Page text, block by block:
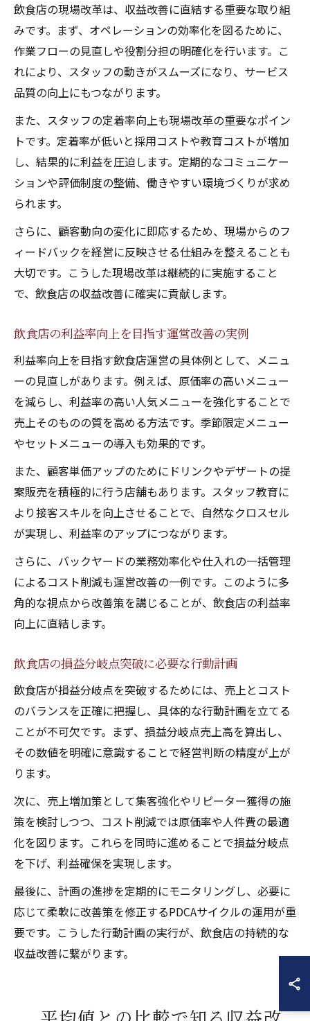
飲食店の現場改革は、収益改善に直結する重要な取り組
みです。まず、オペレーションの効率化を図るために、
作業フローの見直しや役割分担の明確化を行います。こ
れにより、スタッフの動きがスムーズになり、サービス
品質の向上にもつながります。
また、スタッフの定着率向上も現場改革の重要なポイン
トです。定着率が低いと採用コストや教育コストが増加
し、結果的に利益を圧迫します。定期的なコミュニケー
ションや評価制度の整備、働きやすい環境づくりが求め
られます。
さらに、顧客動向の変化に即応するため、現場からのフ
ィードバックを経営に反映させる仕組みを整えることも
大切です。こうした現場改革は継続的に実施すること
で、飲食店の収益改善に確実に貢献します。
飲食店の利益率向上を目指す運営改善の実例
利益率向上を目指す飲食店運営の具体例として、メニュ
ーの見直しがあります。例えば、原価率の高いメニュー
を減らし、利益率の高い人気メニューを強化することで
売上そのものの質を高める方法です。季節限定メニュー
やセットメニューの導入も効果的です。
また、顧客単価アップのためにドリンクやデザートの提
案販売を積極的に行う店舗もあります。スタッフ教育に
より接客スキルを向上させることで、自然なクロスセル
が実現し、利益率のアップにつながります。
さらに、バックヤードの業務効率化や仕入れの一括管理
によるコスト削減も運営改善の一例です。このように多
角的な視点から改善策を講じることが、飲食店の利益率
向上に直結します。
飲食店の損益分岐点突破に必要な行動計画
飲食店が損益分岐点を突破するためには、売上とコスト
のバランスを正確に把握し、具体的な行動計画を立てる
ことが不可欠です。まず、損益分岐点売上高を算出し、
その数値を明確に意識することで経営判断の精度が上が
ります。
次に、売上増加策として集客強化やリピーター獲得の施
策を検討しつつ、コスト削減では原価率や人件費の最適
化を図ります。これらを同時に進めることで損益分岐点
を下げ、利益確保を実現します。
最後に、計画の進捗を定期的にモニタリングし、必要に
応じて柔軟に改善策を修正するPDCAサイクルの運用が重
要です。こうした行動計画の実行が、飲食店の持続的な
収益改善に繋がります。